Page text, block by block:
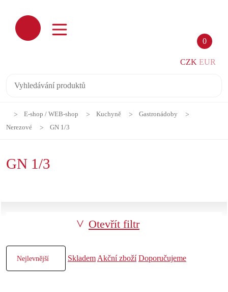
0
CZK EUR
E-shop / WEB-shop Kuchyně
Gastronádoby
Nerezové
GN 1/3
GN 1/3
Otevřít filtr
Skladem Akční zboží Doporučujeme